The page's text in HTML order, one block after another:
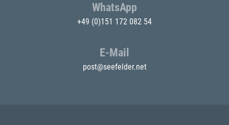
WhatsApp
+49 (0)151 172 082 54
E-Mail
post@seefelder.net